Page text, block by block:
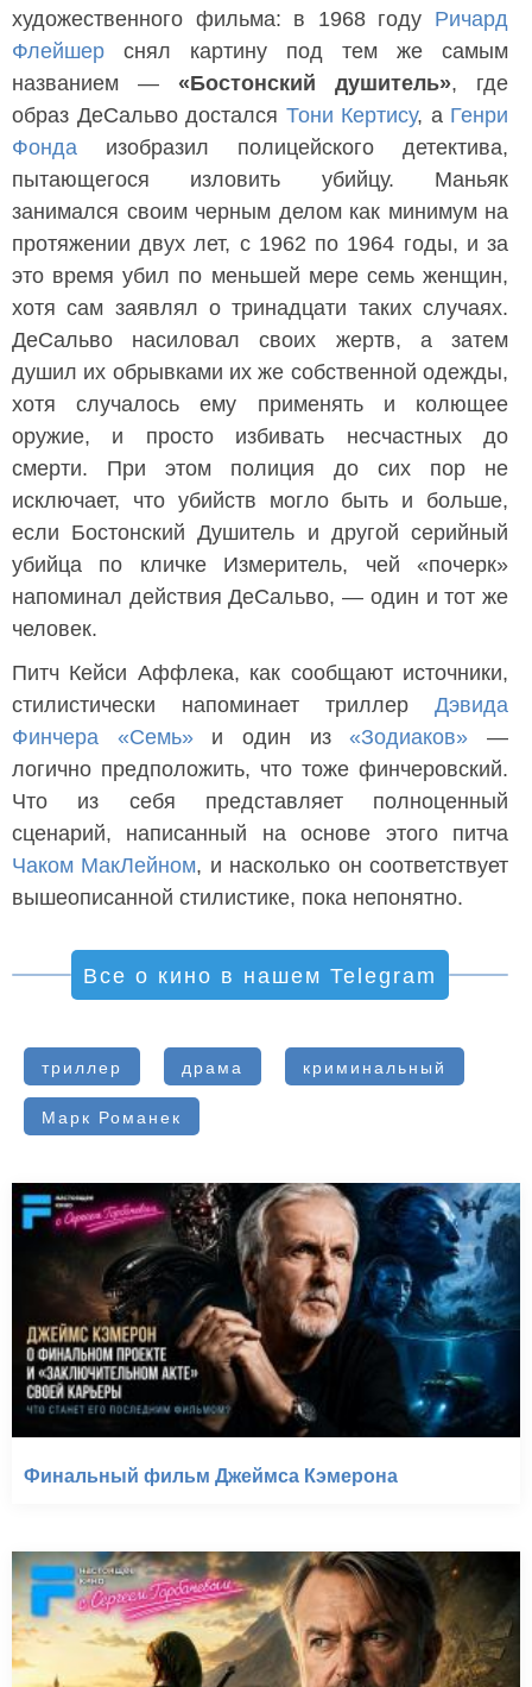
художественного фильма: в 1968 году Ричард
Флейшер снял картину под тем же самым
названием — «Бостонский душитель», где
образ ДеСальво достался Тони Кертису, а Генри
Фонда изобразил полицейского детектива,
пытающегося изловить убийцу. Маньяк
занимался своим черным делом как минимум на
протяжении двух лет, с 1962 по 1964 годы, и за
это время убил по меньшей мере семь женщин,
хотя сам заявлял о тринадцати таких случаях.
ДеСальво насиловал своих жертв, а затем
душил их обрывками их же собственной одежды,
хотя случалось ему применять и колющее
оружие, и просто избивать несчастных до
смерти. При этом полиция до сих пор не
исключает, что убийств могло быть и больше,
если Бостонский Душитель и другой серийный
убийца по кличке Измеритель, чей «почерк»
напоминал действия ДеСальво, — один и тот же
человек.
Питч Кейси Аффлека, как сообщают источники,
стилистически напоминает триллер Дэвида
Финчера
«Семь»и один из«Зодиаков» —
логично предположить, что тоже финчеровский.
Что из себя представляет полноценный
сценарий, написанный на основе этого питча
Чаком МакЛейном, и насколько он соответствует
вышеописанной стилистике, пока непонятно.
Все о кино в нашем Telegram
триллер драма криминальный
Марк Романек
Финальный фильм Джеймса Кэмерона